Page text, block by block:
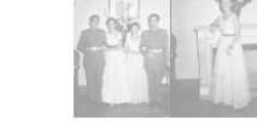
orquestina la
cena
Tipo de